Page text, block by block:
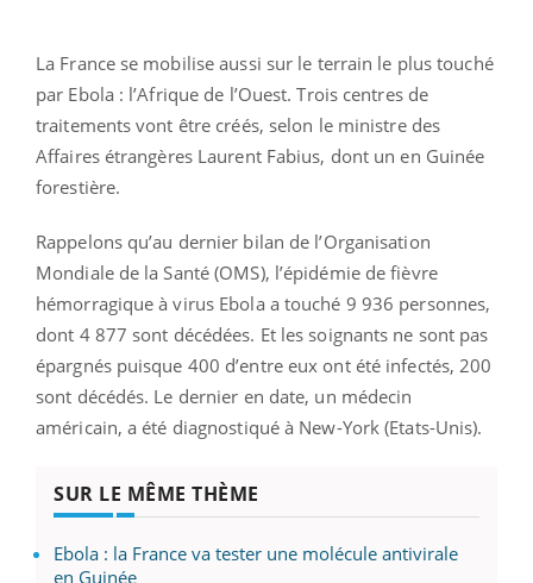
La France se mobilise aussi sur le terrain le plus touché
par Ebola : l’Afrique de l’Ouest. Trois centres de
traitements vont être créés, selon le ministre des
Affaires étrangères Laurent Fabius, dont un en Guinée
forestière.
Rappelons qu’au dernier bilan de l’Organisation
Mondiale de la Santé (OMS), l’épidémie de fièvre
hémorragique à virus Ebola a touché 9 936 personnes,
dont 4 877 sont décédées. Et les soignants ne sont pas
épargnés puisque 400 d’entre eux ont été infectés, 200
sont décédés. Le dernier en date, un médecin
américain, a été diagnostiqué à New-York (Etats-Unis).
SUR LE MÊME THÈME
Ebola : la France va tester une molécule antivirale
en Guinée